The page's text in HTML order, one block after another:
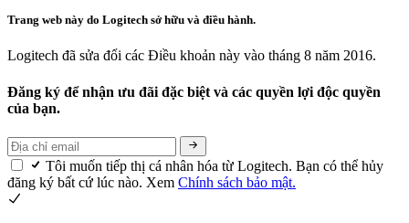
Trang web này do Logitech sở hữu và điều hành.
Logitech đã sửa đổi các Điều khoản này vào tháng 8 năm 2016.
Đăng ký để nhận ưu đãi đặc biệt và các quyền lợi độc quyền
của bạn.
Tôi muốn tiếp thị cá nhân hóa từ Logitech. Bạn có thể hủy
đăng ký bất cứ lúc nào. Xem Chính sách bảo mật.